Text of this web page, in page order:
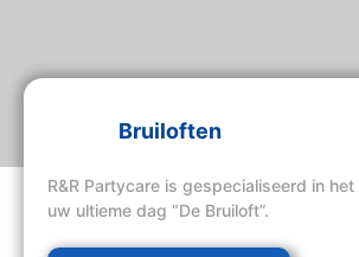
Bruiloften
R&R Partycare is gespecialiseerd in
uw ultieme dag “De Bruiloft”.